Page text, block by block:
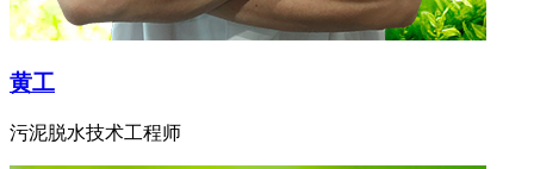
黄工
污泥脱水技术工程师